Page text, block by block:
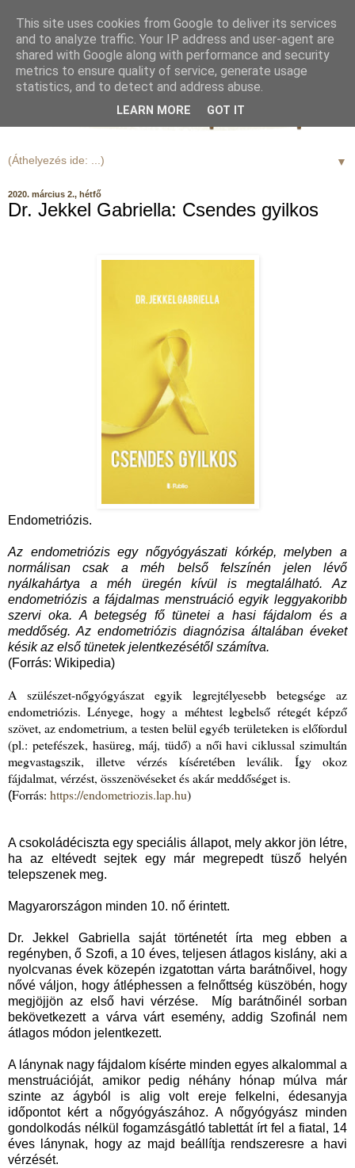
▼
2020. március 2., hétfő
Dr. Jekkel Gabriella: Csendes gyilkos
Endometriózis.
Az endometriózis egy nőgyógyászati kórkép, melyben a
normálisan csak a méh belső felszínén jelen lévő
nyálkahártya a méh üregén kívül is megtalálható. Az
endometriózis a fájdalmas menstruáció egyik leggyakoribb
szervi oka. A betegség fő tünetei a hasi fájdalom és a
meddőség. Az endometriózis diagnózisa általában éveket
késik az első tünetek jelentkezésétől számítva.
(Forrás: Wikipedia)
A szülészet-nőgyógyászat egyik legrejtélyesebb betegsége az
endometriózis. Lényege, hogy a méhtest legbelső rétegét képző
szövet, az endometrium, a testen belül egyéb területeken is előfordul
(pl.: petefészek, hasüreg, máj, tüdő) a női havi ciklussal szimultán
megvastagszik, illetve vérzés kíséretében leválik. Így okoz
fájdalmat, vérzést, összenövéseket és akár meddőséget is.
(Forrás: https://endometriozis.lap.hu)
A csokoládéciszta egy speciális állapot, mely akkor jön létre,
ha az eltévedt sejtek egy már megrepedt tüsző helyén
telepszenek meg.
Magyarországon minden 10. nő érintett.
Dr. Jekkel Gabriella saját történetét írta meg ebben a
regényben, ő Szofi, a 10 éves, teljesen átlagos kislány, aki a
nyolcvanas évek közepén izgatottan várta barátnőivel, hogy
nővé váljon, hogy átléphessen a felnőttség küszöbén, hogy
megjöjjön az első havi vérzése. Míg barátnőinél sorban
bekövetkezett a várva várt esemény, addig Szofinál nem
átlagos módon jelentkezett.
A lánynak nagy fájdalom kísérte minden egyes alkalommal a
menstruációját, amikor pedig néhány hónap múlva már
szinte az ágyból is alig volt ereje felkelni, édesanyja
időpontot kért a nőgyógyászához. A nőgyógyász minden
gondolkodás nélkül fogamzásgátló tablettát írt fel a fiatal, 14
éves lánynak, hogy az majd beállítja rendszeresre a havi
vérzését.
This site uses cookies from Google to deliver its services
and to analyze traffic. Your IP address and user-agent are
shared with Google along with performance and security
metrics to ensure quality of service, generate usage
statistics, and to detect and address abuse.
LEARN MORE GOT IT